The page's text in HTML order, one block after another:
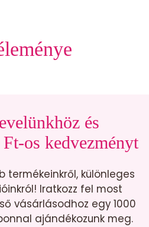
és
os kedvezményt
termékeinkről, különleges
Iratkozz fel most
vásárlásodhoz egy 1000
ajándékozunk meg.